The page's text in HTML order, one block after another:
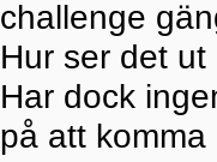
challenge
Hur ser det
Har dock
på att